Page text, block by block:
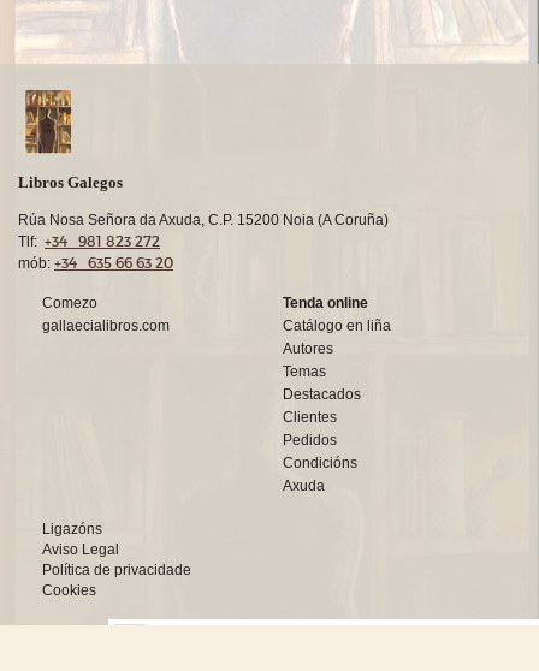
Libros Galegos
Rúa Nosa Señora da Axuda, C.P. 15200 Noia (A Coruña)
Tlf: +34 981 823 272
mób: +34 635 66 63 20
Comezo
gallaecialibros.com
Tenda online
Catálogo en liña
Autores
Temas
Destacados
Clientes
Pedidos
Condicións
Axuda
Ligazóns
Aviso Legal
Política de privacidade
Cookies